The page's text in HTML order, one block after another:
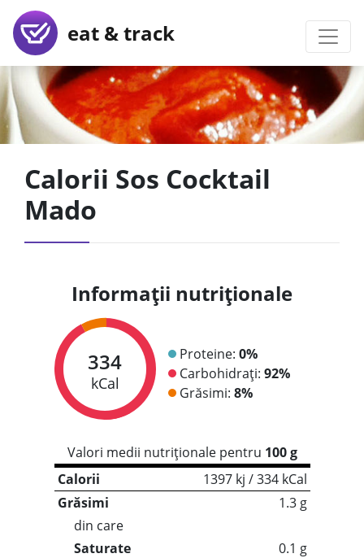
eat & track
Calorii Sos Cocktail
Mado
Informații nutriționale
334
kCal
Proteine: 0%
Carbohidrați: 92%
Grăsimi: 8%
Valori medii nutriționale pentru 100 g
Calorii
1397 kj / 334 kCal
Grăsimi
1.3 g
din care
Saturate
0.1 g